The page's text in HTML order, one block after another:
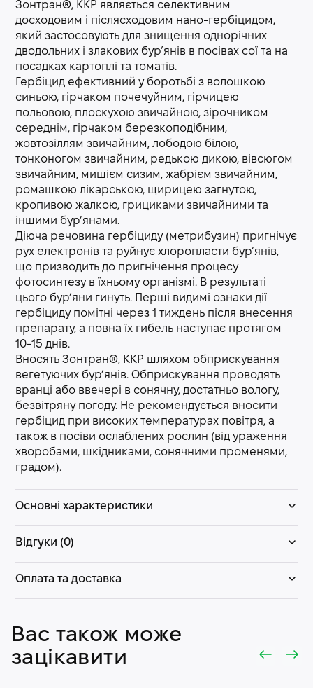
Зонтран®, ККР являється селективним
досходовим і післясходовим нано-гербіцидом,
який застосовують для знищення однорічних
дводольних і злакових бур’янів в посівах сої та на
посадках картоплі та томатів.
Гербіцид ефективний у боротьбі з волошкою
синьою, гірчаком почечуйним, гірчицею
польовою, плоскухою звичайною, зірочником
середнім, гірчаком березкоподібним,
жовтозіллям звичайним, лободою білою,
тонконогом звичайним, редькою дикою, вівсюгом
звичайним, мишієм сизим, жабрієм звичайним,
ромашкою лікарською, щирицею загнутою,
кропивою жалкою, грициками звичайними та
іншими бур’янами.
Діюча речовина гербіциду (метрибузин) пригнічує
рух електронів та руйнує хлоропласти бур’янів,
що призводить до пригнічення процесу
фотосинтезу в їхньому організмі. В результаті
цього бур’яни гинуть. Перші видимі ознаки дії
гербіциду помітні через 1 тиждень після внесення
препарату, а повна їх гибель наступає протягом
10-15 днів.
Вносять Зонтран®, ККР шляхом обприскування
вегетуючих бур’янів. Обприскування проводять
вранці або ввечері в сонячну, достатньо вологу,
безвітряну погоду. Не рекомендується вносити
гербіцид при високих температурах повітря, а
також в посіви ослаблених рослин (від ураження
хворобами, шкідниками, сонячними променями,
градом).
Основні характеристики
Відгуки (0)
Оплата та доставка
Вас також може
зацікавити